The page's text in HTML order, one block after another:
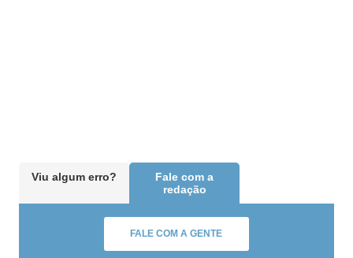
Viu algum erro?
Fale com a
redação
FALE COM A GENTE